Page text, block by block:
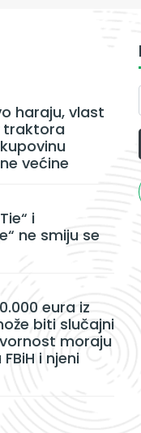
haraju, vlast
traktora
većine
i
ne smiju se
eura iz
biti slučajni
moraju
i njeni